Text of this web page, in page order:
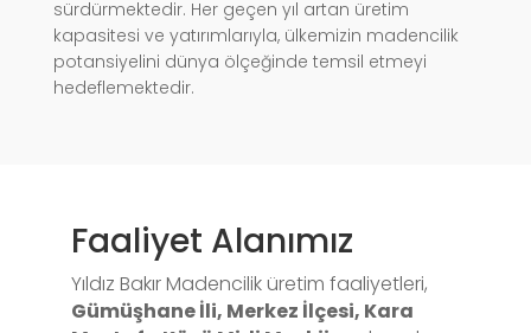
sürdürmektedir. Her geçen yıl artan üretim
kapasitesi ve yatırımlarıyla, ülkemizin madencilik
potansiyelini dünya ölçeğinde temsil etmeyi
hedeflemektedir.
Faaliyet Alanımız
Yıldız Bakır Madencilik üretim faaliyetleri,
Gümüşhane İli, Merkez İlçesi, Kara